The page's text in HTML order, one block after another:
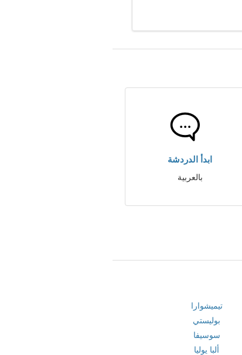
ابدأ الدردشة
بالعربية
تيميشوارا
بوليستي
سوسيفا
ألبا يوليا